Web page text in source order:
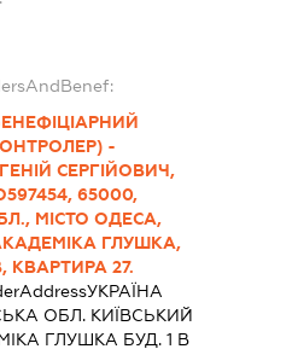
-
СЕРГІЙОВИЧ,
65000,
МІСТО ОДЕСА,
ГЛУШКА,
КВАРТИРА 27.
УКРАЇНА
ОБЛ. КИЇВСЬКИЙ
ГЛУШКА БУД. 1 В